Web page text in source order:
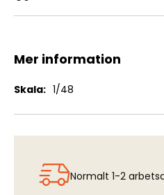
Mer information
Mer
1/48
Normalt 1-2